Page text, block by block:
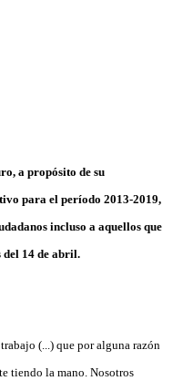
a propósito de su
para el período 2013-2019,
incluso a aquellos que
del 14 de abril.
(...) que por alguna razón
tiendo la mano. Nosotros